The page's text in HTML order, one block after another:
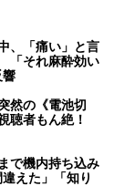
、「痛い」と言
「それ麻酔効い
響
然の《電池切
聴者もん絶！
で機内持ち込み
えた」「知り